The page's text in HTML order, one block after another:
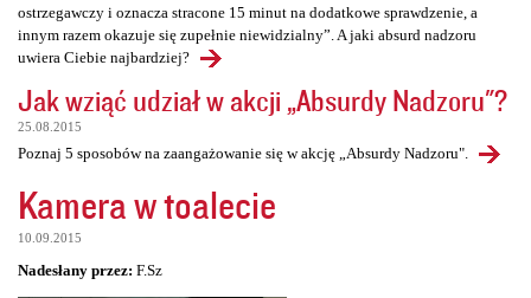
ostrzegawczy i oznacza stracone 15 minut na dodatkowe sprawdzenie, a
innym razem okazuje się zupełnie niewidzialny”. A jaki absurd nadzoru
uwiera Ciebie najbardziej?
Jak wziąć udział w akcji „Absurdy Nadzoru"?
25.08.2015
Poznaj 5 sposobów na zaangażowanie się w akcję „Absurdy Nadzoru".
Kamera w toalecie
10.09.2015
Nadesłany przez: F.Sz